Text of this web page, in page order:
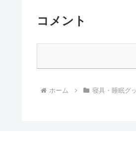
コメント
ホーム 寝具・睡眠グ